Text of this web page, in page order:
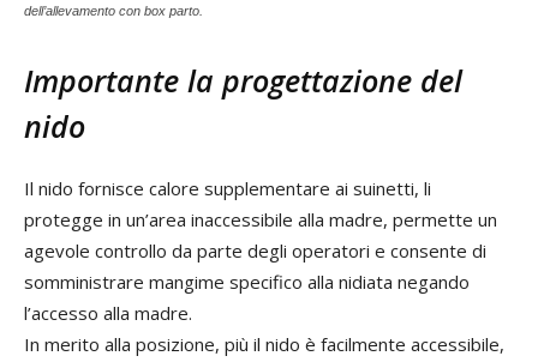
dell’allevamento con box parto.
Importante la progettazione del
nido
Il nido fornisce calore supplementare ai suinetti, li
protegge in un’area inaccessibile alla madre, permette un
agevole controllo da parte degli operatori e consente di
somministrare mangime specifico alla nidiata negando
l’accesso alla madre.
In merito alla posizione, più il nido è facilmente accessibile,